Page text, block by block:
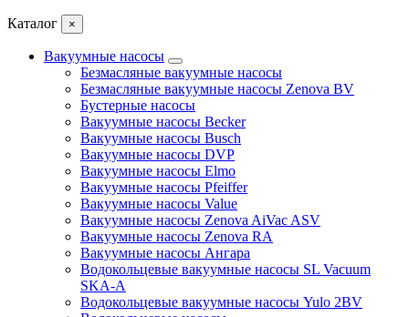
Каталог ×
Вакуумные насосы
Безмасляные вакуумные насосы
Безмасляные вакуумные насосы Zenova BV
Бустерные насосы
Вакуумные насосы Becker
Вакуумные насосы Busch
Вакуумные насосы DVP
Вакуумные насосы Elmo
Вакуумные насосы Pfeiffer
Вакуумные насосы Value
Вакуумные насосы Zenova AiVac ASV
Вакуумные насосы Zenova RA
Вакуумные насосы Ангара
Водокольцевые вакуумные насосы SL Vacuum
SKA-A
Водокольцевые вакуумные насосы Yulo 2BV